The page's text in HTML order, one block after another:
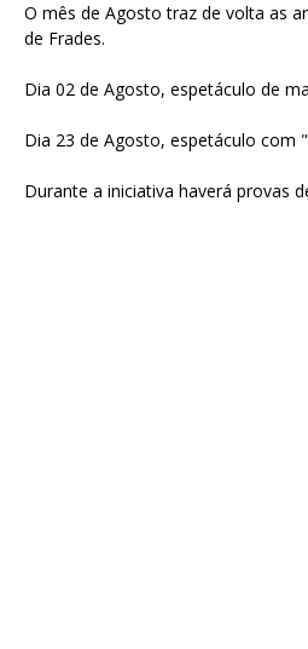
O mês de Agosto traz de volta as
de Frades.
Dia 02 de Agosto, espetáculo de
Dia 23 de Agosto, espetáculo com
Durante a iniciativa haverá provas